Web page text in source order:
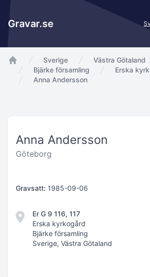
Gravar.se
app.Start
Sverige
Västra Götaland
Bjärke församling
Erska
Anna Andersson
Anna Andersson
Göteborg
Gravsatt: 1985-09-06
Er G 9 116, 117
Erska kyrkogård
Bjärke församling
Sverige, Västra Götaland